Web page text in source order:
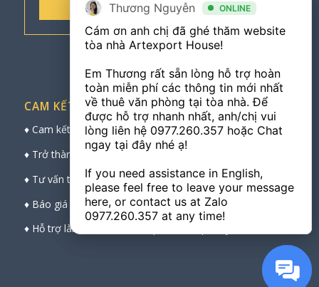
CAM KẾT CỦA CHÚNG TÔI
♦ Cam kết bảo mật thông tin cá nhân khách hàng
♦ Trở thành cầu nối vững chắc, chuyên nghiệp
♦ Tư vấn trực tiếp chuyên sâu, chọn sàn đẹp nhất
♦ Báo giá thuê trực tiếp, chính xác và nhanh nhất
♦ Hỗ trợ làm thủ tục trực tiếp với ban quản lý toà nhà
Thương Nguyễn ONLINE
Cám ơn anh chị đã ghé thăm website
tòa nhà Artexport House!
Em Thương rất sẵn lòng hỗ trợ hoàn
toàn miễn phí các thông tin mới nhất
về thuê văn phòng tại tòa nhà. Để
được hỗ trợ nhanh nhất, anh/chị vui
lòng liên hệ 0977.260.357 hoặc Chat
ngay tại đây nhé ạ!
If you need assistance in English,
please feel free to leave your message
0977.260.357 at any time!
Thương Nguyễn ONLINE
Cám ơn anh chị đã ghé thăm website
tòa nhà Artexport House!
Em Thương rất sẵn lòng hỗ trợ hoàn
toàn miễn phí các thông tin mới nhất
về thuê văn phòng tại tòa nhà. Để
được hỗ trợ nhanh nhất, anh/chị vui
lòng liên hệ 0977.260.357 hoặc Chat
ngay tại đây nhé ạ!
If you need assistance in English,
please feel free to leave your message
0977.260.357 at any time!